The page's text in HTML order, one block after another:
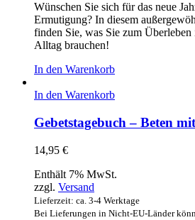
Wünschen Sie sich für das neue
Ermutigung? In diesem
finden Sie, was Sie zum Überleben
Alltag brauchen!
In den Warenkorb
In den Warenkorb
Gebetstagebuch – Beten
14,95 €
Enthält 7% MwSt.
zzgl. Versand
Lieferzeit: ca. 3-4 Werktage
Bei Lieferungen in Nicht-EU-Länder